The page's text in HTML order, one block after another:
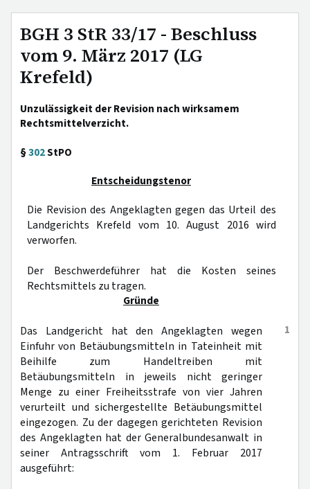
BGH 3 StR 33/17 - Beschluss
vom 9. März 2017 (LG
Krefeld)
Unzulässigkeit der Revision nach wirksamem
Rechtsmittelverzicht.
§302StPO
Entscheidungstenor
Die Revision des Angeklagten gegen das Urteil des
Landgerichts Krefeld vom 10. August 2016 wird
verworfen.
Der Beschwerdeführer hat die Kosten seines
Rechtsmittels zu tragen.
Gründe
1
Das Landgericht hat den Angeklagten wegen
Einfuhr von Betäubungsmitteln in Tateinheit mit
Beihilfe zum Handeltreiben mit
Betäubungsmitteln in jeweils nicht geringer
Menge zu einer Freiheitsstrafe von vier Jahren
verurteilt und sichergestellte Betäubungsmittel
eingezogen. Zu der dagegen gerichteten Revision
des Angeklagten hat der Generalbundesanwalt in
seiner Antragsschrift vom 1. Februar 2017
ausgeführt: